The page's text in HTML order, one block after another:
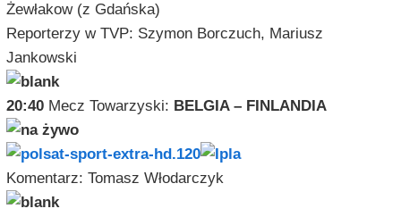
Żewłakow (z Gdańska)
Reporterzy w TVP: Szymon Borczuch, Mariusz
Jankowski
20:40 Mecz Towarzyski: BELGIA – FINLANDIA
Komentarz: Tomasz Włodarczyk